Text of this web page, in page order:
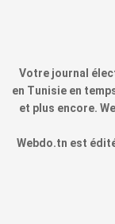
Votre journal
en Tunisie en
et plus encore.
Webdo.tn est